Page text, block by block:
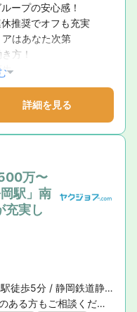
ープの安心感！
推奨でオフも充実
はあなた次第
方！
生
詳細を見る
万〜
駅」南
充実し
JR東海道本線(熱海〜浜松) 静岡駅徒歩5分 / 静岡鉄道静岡清水線 日吉町駅徒歩7分
薬剤師免許＊未経験・ブランクのある方もご相談ください